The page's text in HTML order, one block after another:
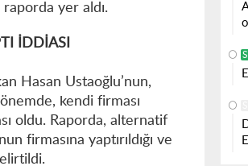
raporda yer aldı.
İDDİASI
Hasan Ustaoğlu’nun,
kendi firması
oldu. Raporda, alternatif
firmasına yaptırıldığı ve